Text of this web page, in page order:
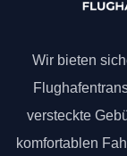
Wir bieten
versteckte
komfortablen